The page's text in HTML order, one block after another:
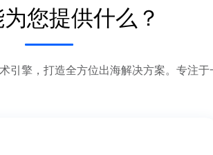
贸快车是中国外贸独立站
站式解决方案SaaS系统
您提供什么？
擎，打造全方位出海解决方案。专注于